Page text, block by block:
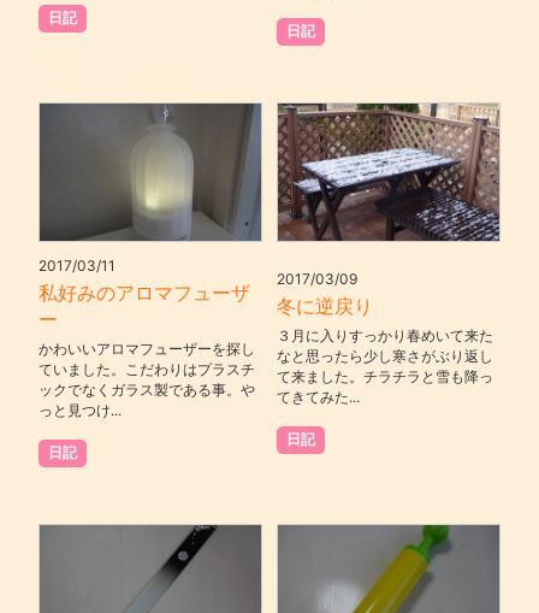
日記
日記
2017/03/11
私好みのアロマフューザ
ー
かわいいアロマフューザーを探し
ていました。こだわりはプラスチ
ックでなくガラス製である事。や
っと見つけ...
日記
2017/03/09
冬に逆戻り
３月に入りすっかり春めいて来た
なと思ったら少し寒さがぶり返し
て来ました。チラチラと雪も降っ
てきてみた...
日記